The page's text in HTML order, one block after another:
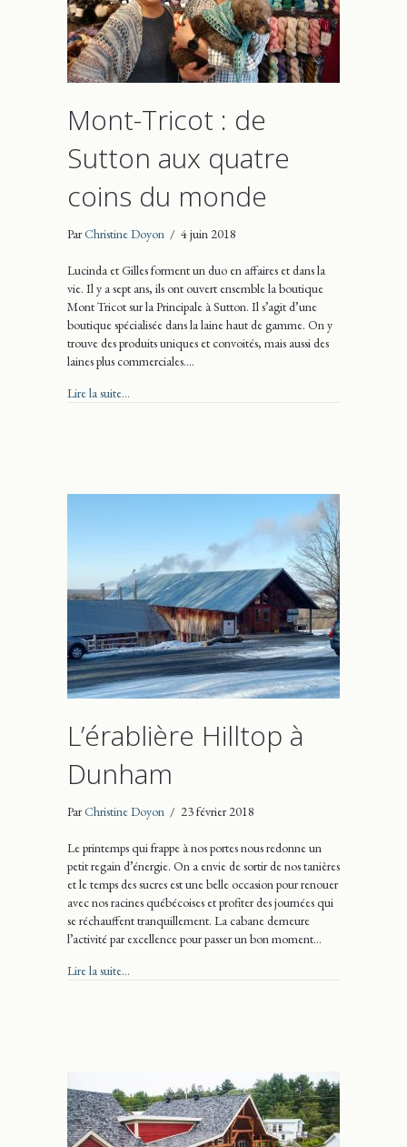
Mont-Tricot : de
Sutton aux quatre
coins du monde
ParChristine Doyon / 4 juin 2018
Lucinda et Gilles forment un duo en affaires et dans la
vie. Il y a sept ans, ils ont ouvert ensemble la boutique
Mont Tricot sur la Principale à Sutton. Il s’agit d’une
boutique spécialisée dans la laine haut de gamme. On y
trouve des produits uniques et convoités, mais aussi des
laines plus commerciales.…
Lire la suite...
L’érablière Hilltop à
Dunham
ParChristine Doyon / 23 février 2018
Le printemps qui frappe à nos portes nous redonne un
petit regain d’énergie. On a envie de sortir de nos tanières
et le temps des sucres est une belle occasion pour renouer
avec nos racines québécoises et profiter des journées qui
se réchauffent tranquillement. La cabane demeure
l’activité par excellence pour passer un bon moment…
Lire la suite...